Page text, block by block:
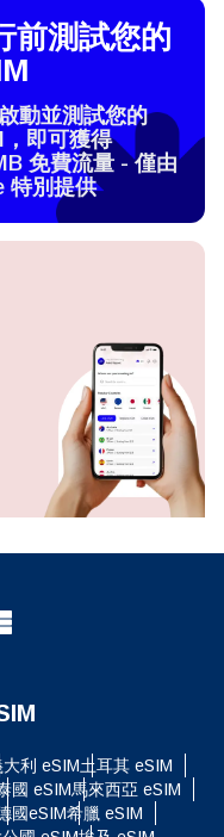
前測試您的
動並測試您的
，即可獲得
免費流量 - 僅由
特別提供
大利 eSIM土耳其 eSIM
國 eSIM馬來西亞 eSIM
國eSIM希臘 eSIM